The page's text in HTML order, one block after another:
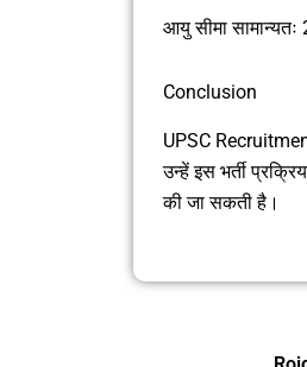
आयु सीमा सामान्यतः
Conclusion
UPSC
उन्हें इस भर्ती
की जा सकती है।